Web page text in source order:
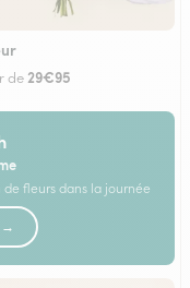
de 29€95
fleurs dans la journée
→